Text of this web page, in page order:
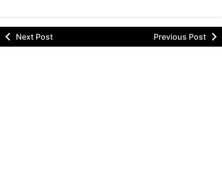
Next Post Previous Post